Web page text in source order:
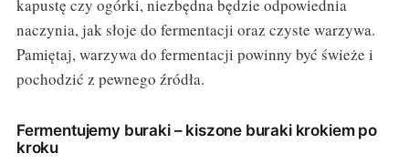
kapustę czy ogórki, niezbędna będzie odpowiednia
naczynia, jak słoje do fermentacji oraz czyste warzywa.
Pamiętaj, warzywa do fermentacji powinny być świeże i
pochodzić z pewnego źródła.
Fermentujemy buraki – kiszone buraki krokiem po
kroku